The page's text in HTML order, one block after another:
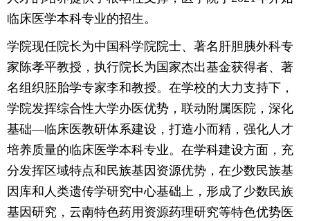
临床医学本科专业的招生。
学院现任院长为中国科学院院士、著名肝胆胰外科专
家陈孝平教授，执行院长为国家杰出基金获得者、著
名组织胚胎学专家李和教授。在学校的大力支持下，
学院发挥综合性大学办医优势，联动附属医院，深化
基础—临床医教研体系建设，打造小而精，强化人才
培养质量的临床医学本科专业。在学科建设方面，充
分发挥区域特点和民族基因资源优势，在少数民族基
因库和人类遗传学研究中心基础上，形成了少数民族
基因研究，云南特色药用资源药理研究等特色优势医